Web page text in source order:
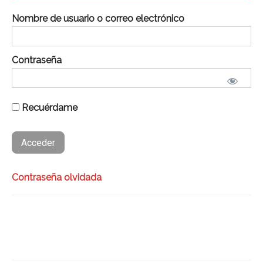
Nombre de usuario o correo electrónico
Contraseña
Recuérdame
Contraseña olvidada